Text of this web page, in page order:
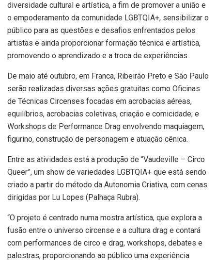
diversidade cultural e artística, a fim de promover a união e
o empoderamento da comunidade LGBTQIA+, sensibilizar o
público para as questões e desafios enfrentados pelos
artistas e ainda proporcionar formação técnica e artística,
promovendo o aprendizado e a troca de experiências.
De maio até outubro, em Franca, Ribeirão Preto e São Paulo
serão realizadas diversas ações gratuitas como Oficinas
de Técnicas Circenses focadas em acrobacias aéreas,
equilíbrios, acrobacias coletivas, criação e comicidade; e
Workshops de Performance Drag envolvendo maquiagem,
figurino, construção de personagem e atuação cênica.
Entre as atividades está a produção de “Vaudeville – Circo
Queer”, um show de variedades LGBTQIA+ que está sendo
criado a partir do método da Autonomia Criativa, com cenas
dirigidas por Lu Lopes (Palhaça Rubra).
“O projeto é centrado numa mostra artística, que explora a
fusão entre o universo circense e a cultura drag e contará
com performances de circo e drag, workshops, debates e
palestras, proporcionando ao público uma experiência